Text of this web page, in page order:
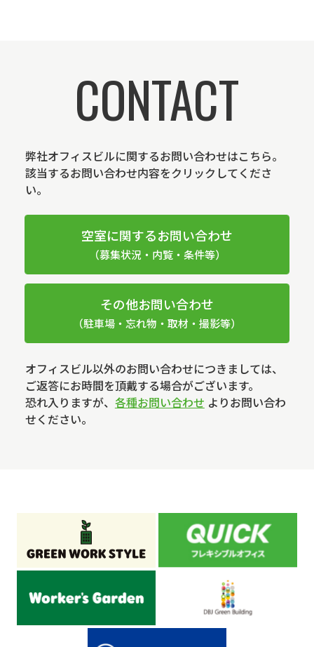
CONTACT
弊社オフィスビルに関するお問い合わせはこちら。
該当するお問い合わせ内容をクリックしてくださ
い。
空室に関するお問い合わせ
（募集状況・内覧・条件等）
その他お問い合わせ
（駐車場・忘れ物・取材・撮影等）
オフィスビル以外のお問い合わせにつきましては、
ご返答にお時間を頂戴する場合がございます。
恐れ入りますが、 各種お問い合わせ よりお問い合わ
せください。